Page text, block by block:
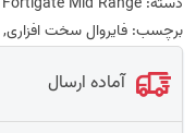
در
امتیازدهی
مشتری
برچسب: فایروال سخت افزاری,
آماده ارسال